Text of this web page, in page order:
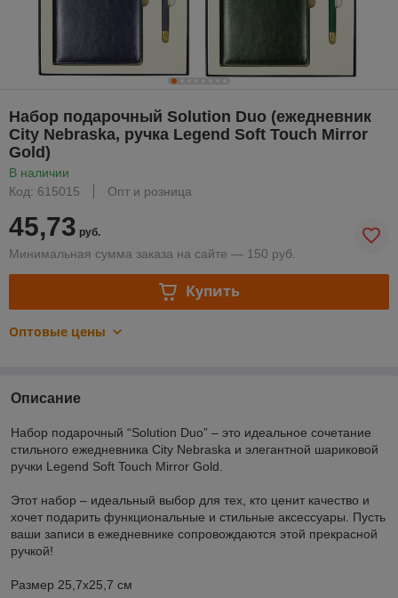
Набор подарочный Solution Duo (ежедневник
City Nebraska, ручка Legend Soft Touch Mirror
Gold)
В наличии
Код: 615015
Опт и розница
45,73 руб.
Минимальная сумма заказа на сайте — 150 руб.
Купить
Оптовые цены
Описание
Набор подарочный “Solution Duo” – это идеальное сочетание
стильного ежедневника City Nebraska и элегантной шариковой
ручки Legend Soft Touch Mirror Gold.
Этот набор – идеальный выбор для тех, кто ценит качество и
хочет подарить функциональные и стильные аксессуары. Пусть
ваши записи в ежедневнике сопровождаются этой прекрасной
ручкой!
Размер 25,7x25,7 см